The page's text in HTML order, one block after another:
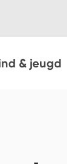
& jeugd